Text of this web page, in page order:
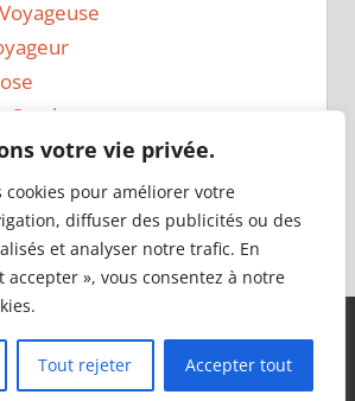
votre vie privée.
cookies pour améliorer votre
diffuser des publicités ou des
et analyser notre trafic. En
», vous consentez à notre
Tout rejeter Accepter tout
Sarah
Vagabondages
: Tortuga par ThemeZee.